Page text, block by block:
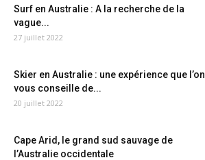
Surf en Australie : A la recherche de la
vague...
27 juillet 2022
Skier en Australie : une expérience que l’on
vous conseille de...
20 juillet 2022
Cape Arid, le grand sud sauvage de
l’Australie occidentale